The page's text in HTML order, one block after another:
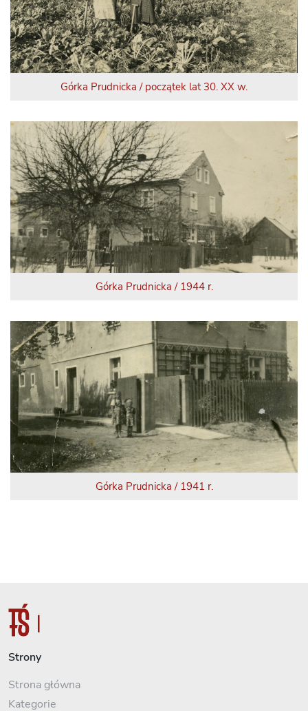
Górka Prudnicka / początek lat 30. XX w.
Górka Prudnicka / 1944 r.
Górka Prudnicka / 1941 r.
Strony
Strona główna
Kategorie